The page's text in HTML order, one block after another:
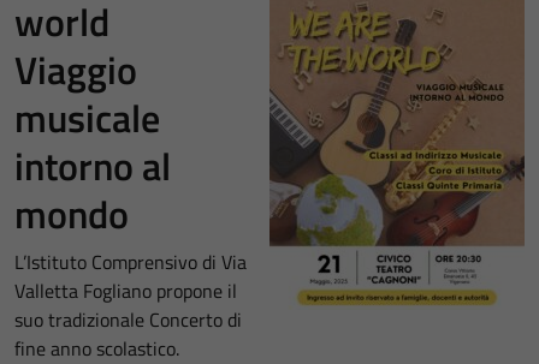
world
Viaggio
musicale
intorno al
mondo
L’Istituto Comprensivo di Via
Valletta Fogliano propone il
suo tradizionale Concerto di
fine anno scolastico.